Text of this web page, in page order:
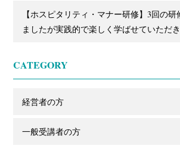
【ホスピタリティ・マナー研修】3回の
ましたが実践的で楽しく学ばせていただき
CATEGORY
経営者の方
一般受講者の方